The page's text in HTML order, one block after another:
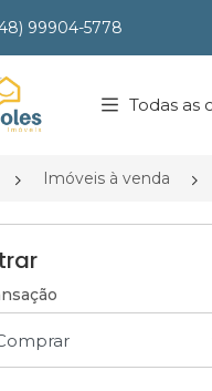
99904-5778
inicial
Todas as
Imóveis à venda